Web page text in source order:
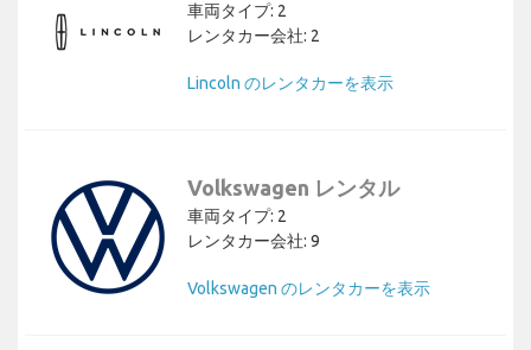
車両タイプ: 2
レンタカー会社: 2
Lincoln のレンタカーを表示
Volkswagen レンタル
車両タイプ: 2
レンタカー会社: 9
Volkswagen のレンタカーを表示